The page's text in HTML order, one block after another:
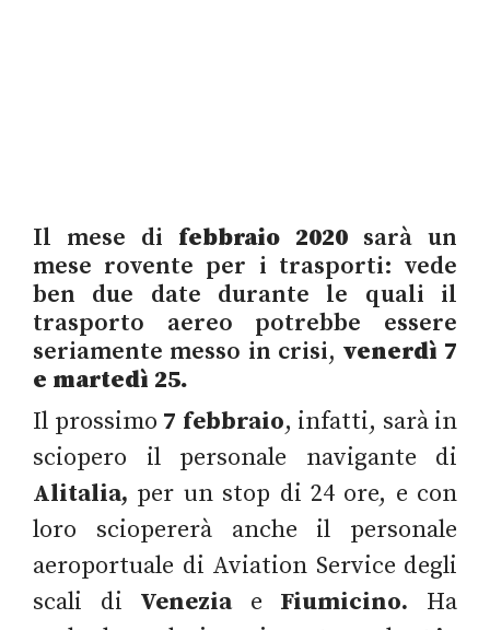
Il mese di febbraio 2020 sarà un
mese rovente per i trasporti: vede
ben due date durante le quali il
trasporto aereo potrebbe essere
seriamente messo in crisi, venerdì 7
e martedì 25.
Il prossimo 7 febbraio, infatti, sarà in
sciopero il personale navigante di
Alitalia, per un stop di 24 ore, e con
loro sciopererà anche il personale
aeroportuale di Aviation Service degli
scali di Veneziae Fiumicino. Ha